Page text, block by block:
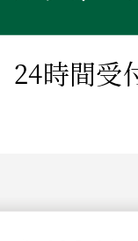
24時間受